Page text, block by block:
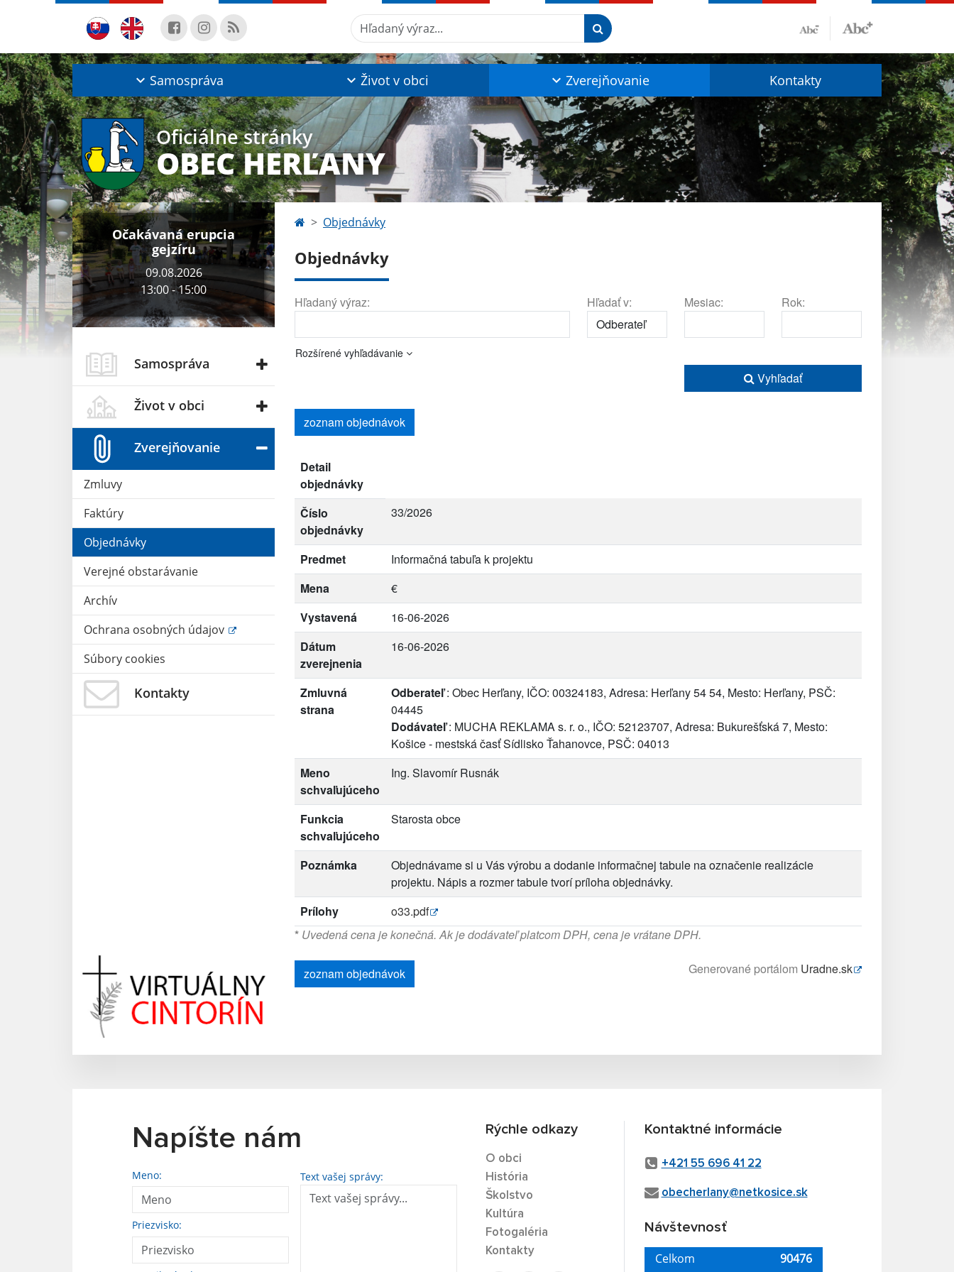
Hľadaný výraz...
Samospráva Život v obci Zverejňovanie Kontakty
Oficiálne stránky
OBEC HERĽANY
Očakávaná erupcia
gejzíru
09.08.2026
13:00 - 15:00
Samospráva
Život v obci
Zverejňovanie
Zmluvy
Faktúry
Objednávky
Verejné obstarávanie
Archív
Ochrana osobných údajov
Súbory cookies
Kontakty
Objednávky
Objednávky
Hľadaný výraz: Hľadať v: Mesiac: Rok:
Rozšírené vyhľadávanie
Vyhľadať
zoznam objednávok
Detail
objednávky
Číslo
objednávky
33/2026
Predmet
Informačná tabuľa k projektu
Mena
€
Vystavená
16-06-2026
Dátum
zverejnenia
16-06-2026
Zmluvná
strana
Odberateľ: Obec Herľany, IČO: 00324183, Adresa: Herľany 54 54, Mesto: Herľany, PSČ:
04445
Dodávateľ: MUCHA REKLAMA s. r. o., IČO: 52123707, Adresa: Bukurešťská 7, Mesto:
Košice - mestská časť Sídlisko Ťahanovce, PSČ: 04013
Meno
schvaľujúceho
Ing. Slavomír Rusnák
Funkcia
schvaľujúceho
Starosta obce
Poznámka
Objednávame si u Vás výrobu a dodanie informačnej tabule na označenie realizácie
projektu. Nápis a rozmer tabule tvorí príloha objednávky.
Prílohy
o33.pdf
* Uvedená cena je konečná. Ak je dodávateľ platcom DPH, cena je vrátane DPH.
zoznam objednávok Generované portálom Uradne.sk
Napíšte nám
Meno:
Priezvisko:
Text vašej správy:
Rýchle odkazy
O obci
História
Školstvo
Kultúra
Fotogaléria
Kontakty
Kontaktné informácie
+421 55 696 41 22
obecherlany@netkosice.sk
Návštevnosť